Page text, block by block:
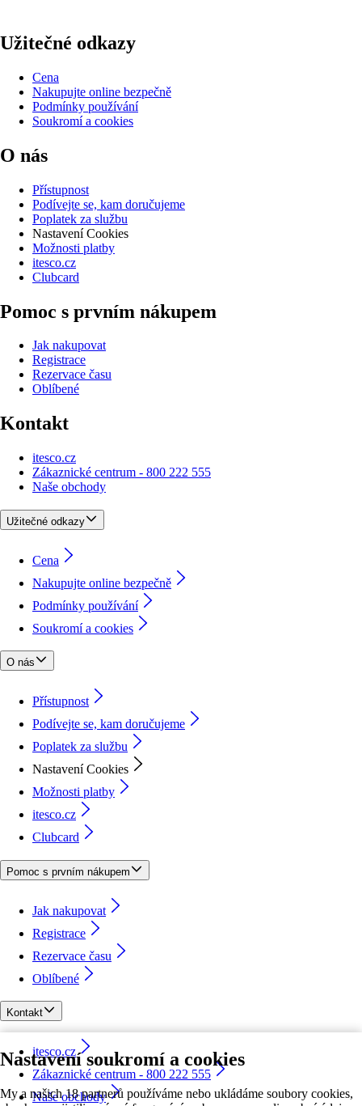
Nastavení soukromí a cookies
My a našich 18 partnerů používáme nebo ukládáme soubory cookies,
Užitečné odkazy
Cena
Nakupujte online bezpečně
Podmínky používání
Soukromí a cookies
O nás
Přístupnost
Podívejte se, kam doručujeme
Poplatek za službu
Nastavení Cookies
Možnosti platby
itesco.cz
Clubcard
Pomoc s prvním nákupem
Jak nakupovat
Registrace
Rezervace času
Oblíbené
Kontakt
itesco.cz
Zákaznické centrum - 800 222 555
Naše obchody
Užitečné odkazy
Cena
Nakupujte online bezpečně
Podmínky používání
Soukromí a cookies
O nás
Přístupnost
Podívejte se, kam doručujeme
Poplatek za službu
Nastavení Cookies
Možnosti platby
itesco.cz
Clubcard
Pomoc s prvním nákupem
Jak nakupovat
Registrace
Rezervace času
Oblíbené
Kontakt
itesco.cz
Zákaznické centrum - 800 222 555
Naše obchody